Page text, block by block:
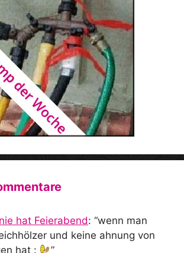
hat Feierabend: “wenn man
und keine ahnung von
hat :
”